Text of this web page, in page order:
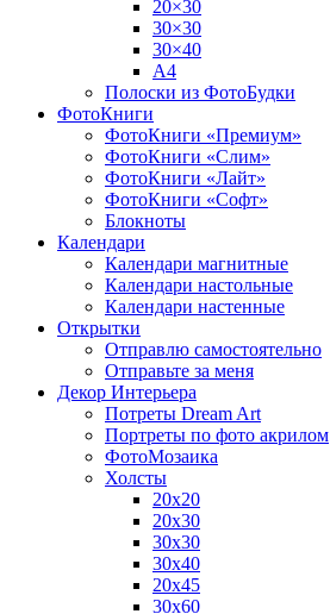
20×30
30×30
30×40
A4
Полоски из ФотоБудки
ФотоКниги
ФотоКниги «Премиум»
ФотоКниги «Слим»
ФотоКниги «Лайт»
ФотоКниги «Софт»
Блокноты
Календари
Календари магнитные
Календари настольные
Календари настенные
Открытки
Отправлю самостоятельно
Отправьте за меня
Декор Интерьера
Потреты Dream Art
Портреты по фото акрилом
ФотоМозаика
Холсты
20х20
20х30
30х30
30х40
20х45
30х60